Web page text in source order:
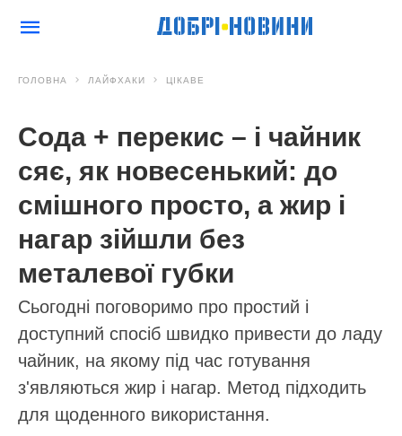
ГОЛОВНА ЛАЙФХАКИ ЦІКАВЕ
Сода + перекис – і чайник
сяє, як новесенький: до
смішного просто, а жир і
нагар зійшли без
металевої губки
Сьогодні поговоримо про простий і
доступний спосіб швидко привести до ладу
чайник, на якому під час готування
з'являються жир і нагар. Метод підходить
для щоденного використання.